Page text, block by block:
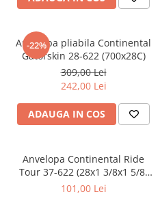
-22%
Anvelopa pliabila Continental
Gatorskin 28-622 (700x28C)
309,00 Lei
242,00 Lei
ADAUGA IN COS
Anvelopa Continental Ride
Tour 37-622 (28x1 3/8x1 5/8)
negru/alb
101,00 Lei